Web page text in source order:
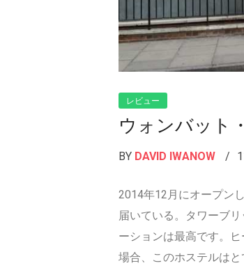
レビュー
ウォンバット
BY DAVID IWANOW
2014年12月にオープン
届いている。タワーブ
ーションは最高です。
場合、このホステルは